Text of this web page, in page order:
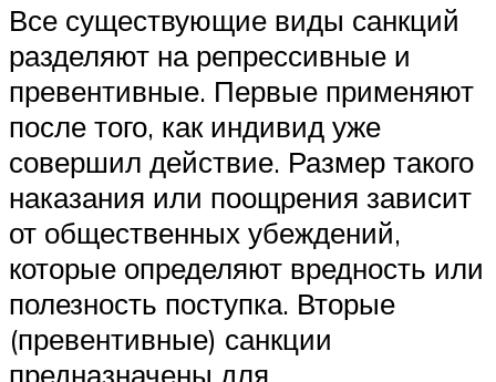
Все существующие виды санкций
разделяют на репрессивные и
превентивные. Первые применяют
после того, как индивид уже
совершил действие. Размер такого
наказания или поощрения зависит
от общественных убеждений,
которые определяют вредность или
полезность поступка. Вторые
(превентивные) санкции
предназначены для